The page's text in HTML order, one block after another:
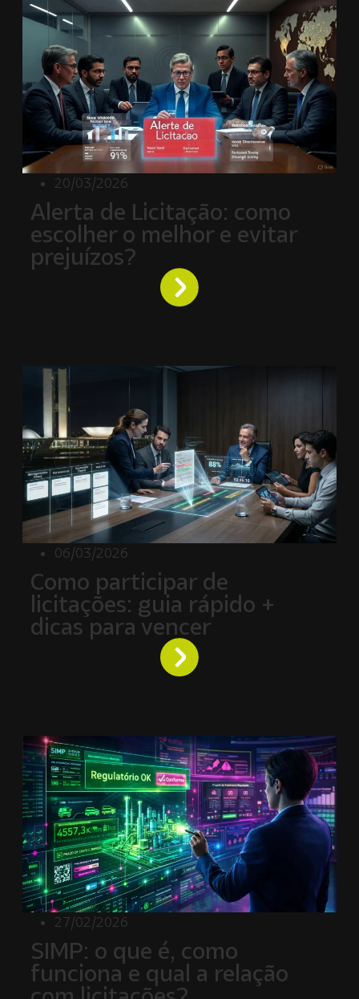
20/03/2026
Alerta de Licitação: como
escolher o melhor e evitar
prejuízos?
06/03/2026
Como participar de
licitações: guia rápido +
dicas para vencer
27/02/2026
SIMP: o que é, como
funciona e qual a relação